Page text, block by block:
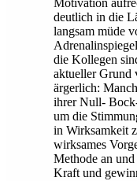
Motivation
deutlich in die
langsam müde
die Kollegen
aktueller Grund
ärgerlich:
ihrer Null-
um die
in Wirksamkeit
wirksames
Methode an
Kraft und